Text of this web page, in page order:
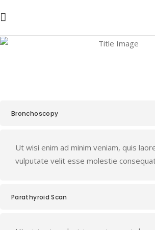
Bronchoscopy
Ut wisi enim ad minim veniam, quis
vulputate velit esse molestie
Parathyroid Scan